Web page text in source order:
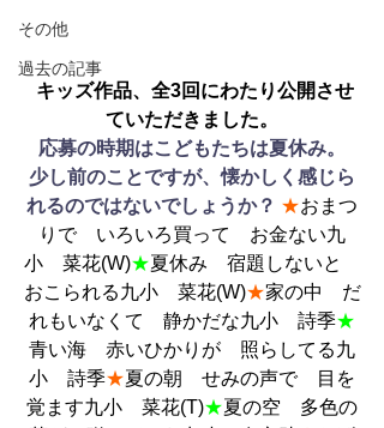
その他
過去の記事
キッズ作品、全3回にわたり公開させ
ていただきました。
応募の時期はこどもたちは夏休み。
少し前のことですが、懐かしく感じら
れるのではないでしょうか？ ★おまつ
りで　いろいろ買って　お金ない九
小　菜花(W)★夏休み　宿題しないと
おこられる九小　菜花(W)★家の中　だ
れもいなくて　静かだな九小　詩季★
青い海　赤いひかりが　照らしてる九
小　詩季★夏の朝　せみの声で　目を
覚ます九小　菜花(T)★夏の空　多色の